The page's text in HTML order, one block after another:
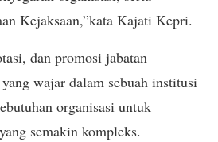
Kejaksaan,”kata Kajati Kepri.
dan promosi jabatan
wajar dalam sebuah institusi
organisasi untuk
semakin kompleks.